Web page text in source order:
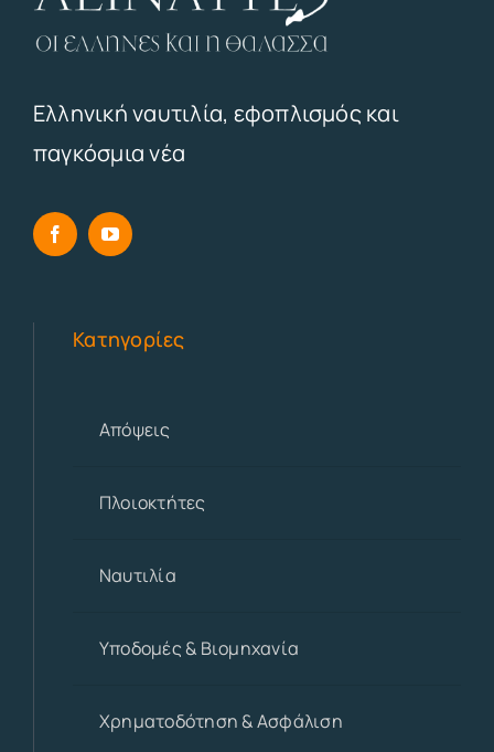
Ελληνική ναυτιλία, εφοπλισμός και
παγκόσμια νέα
Κατηγορίες
Απόψεις
Πλοιοκτήτες
Ναυτιλία
Υποδομές & Βιομηχανία
Χρηματοδότηση & Ασφάλιση